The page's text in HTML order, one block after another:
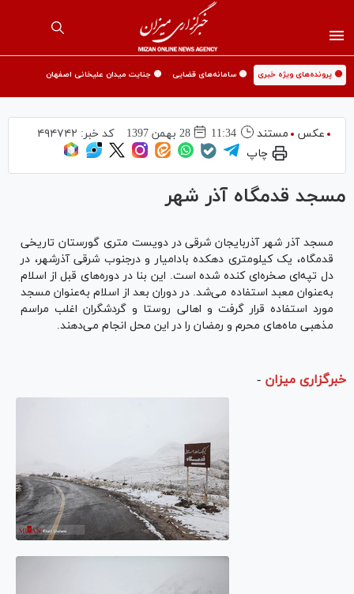
🟡 پرونده‌های ویژه خبری 🟡 سامانه‌های قضایی 🟡 جنایت میدان علیخانی اصفهان
عکس مستند 11:34 28 بهمن 1397 کد خبر: ۴۹۴۷۴۲
چاپ
مسجد قدمگاه آذر شهر
مسجد آذر شهر آذربایجان شرقی در دویست متری گورستان تاریخی
قدمگاه، یک کیلومتری دهکده بادامیار و درجنوب شرقی آذرشهر، در
دل تپه‌ای صخره‌ای کنده شده است. این بنا در دوره‌های قبل از اسلام
به‌عنوان معبد استفاده می‌شد. در دوران بعد از اسلام به‌عنوان مسجد
مورد استفاده قرار گرفت و اهالی روستا و گردشگران اغلب مراسم
مذهبی ماه‌های محرم و رمضان را در این محل انجام می‌دهند.
خبرگزاری میزان -